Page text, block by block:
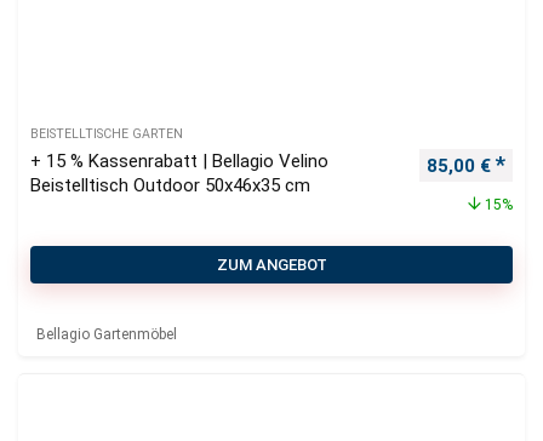
BEISTELLTISCHE GARTEN
+ 15 % Kassenrabatt | Bellagio Velino
Beistelltisch Outdoor 50x46x35 cm
85,00 €
15%
ZUM ANGEBOT
Bellagio Gartenmöbel